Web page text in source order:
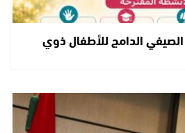
الصيفي الدامج للأطفال ذوي